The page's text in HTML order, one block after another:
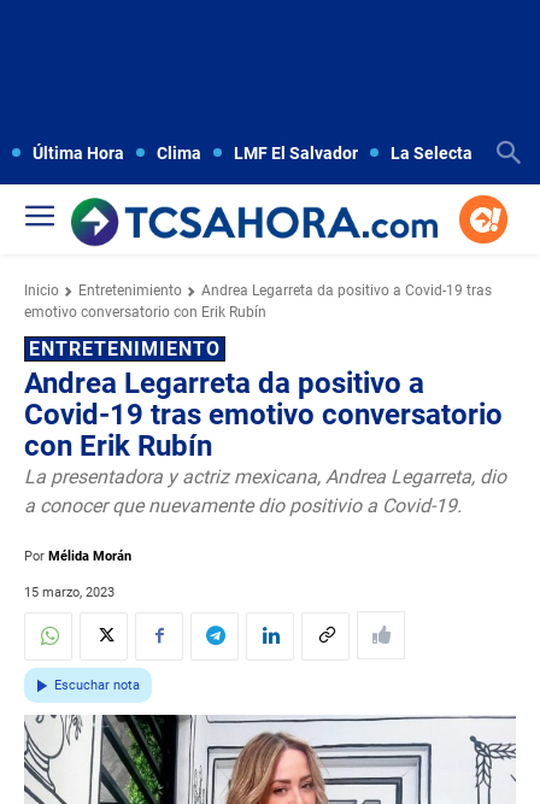
Última Hora Clima LMF El Salvador La Selecta
Inicio Entretenimiento
Andrea Legarreta da positivo a Covid-19 tras
emotivo conversatorio con Erik Rubín
ENTRETENIMIENTO
Andrea Legarreta da positivo a
Covid-19 tras emotivo conversatorio
con Erik Rubín
La presentadora y actriz mexicana, Andrea Legarreta, dio
a conocer que nuevamente dio positivio a Covid-19.
Por Mélida Morán
15 marzo, 2023
Escuchar nota